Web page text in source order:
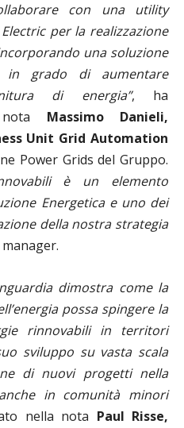
con una utility
per la realizzazione
una soluzione
grado di aumentare
di energia”, ha
Massimo Danieli,
Unit Grid Automation
Power Grids del Gruppo.
è un elemento
Energetica e uno dei
della nostra strategia
dimostra come la
possa spingere la
rinnovabili in territori
sviluppo su vasta scala
di nuovi progetti nella
in comunità minori
nella nota Paul Risse,